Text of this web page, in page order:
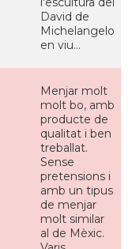
David de
Michelangelo
en viu...
Menjar molt
molt bo, amb
producte de
qualitat i ben
treballat.
Sense
pretensions i
amb un tipus
de menjar
molt similar
al de Mèxic.